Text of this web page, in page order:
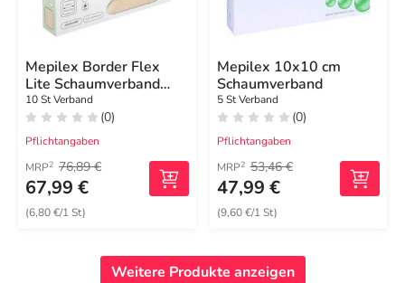
Mepilex Border Flex
Lite Schaumverband
4x5 cm
10 St Verband
(0)
Pflichtangaben
MRP2 76,89 €
67,99 €
(6,80 €/1 St)
Mepilex 10x10 cm
Schaumverband
5 St Verband
(0)
Pflichtangaben
MRP2 53,46 €
47,99 €
(9,60 €/1 St)
Weitere Produkte anzeigen